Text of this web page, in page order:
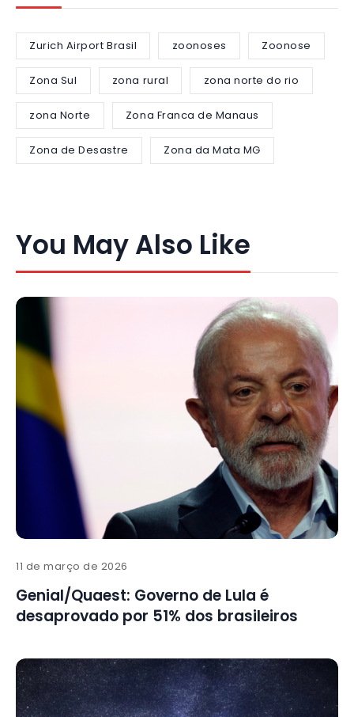
Zurich Airport Brasil zoonoses Zoonose
Zona Sul zona rural zona norte do rio
zona Norte Zona Franca de Manaus
Zona de Desastre Zona da Mata MG
You May Also Like
11 de março de 2026
Genial/Quaest: Governo de Lula é
desaprovado por 51% dos brasileiros